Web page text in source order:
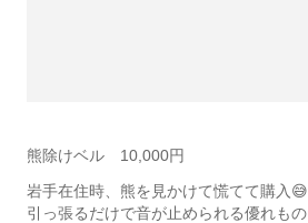
熊除けベル 10,000円
岩手在住時、熊を見かけて慌てて購入😅
引っ張るだけで音が止められる優れも